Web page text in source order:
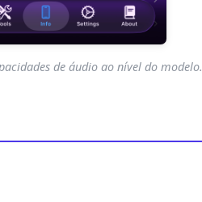
de áudio ao nível do modelo.